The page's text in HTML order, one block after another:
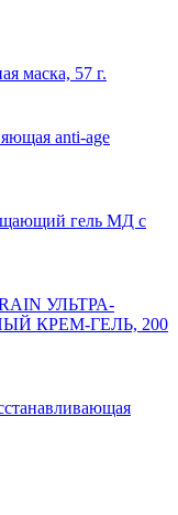
маска, 57 г.
anti-age
гель МД с
УЛЬТРА-
КРЕМ-ГЕЛЬ, 200